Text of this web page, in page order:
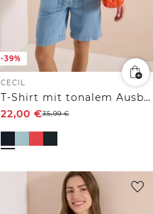
-39%
CECIL
T-Shirt mit tonalem Ausbrennermuster
22,00 €35,99€